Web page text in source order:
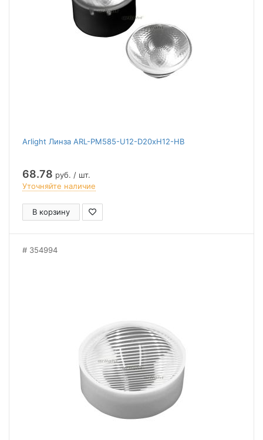
Arlight Линза ARL-PM585-U12-D20xH12-HB
68.78 руб. / шт.
Уточняйте наличие
В корзину
354994